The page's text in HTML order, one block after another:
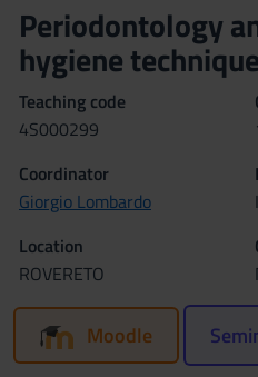
Periodontology
hygiene
Teaching code
4S000299
Coordinator
Giorgio Lombardo
Location
ROVERETO
Moodle